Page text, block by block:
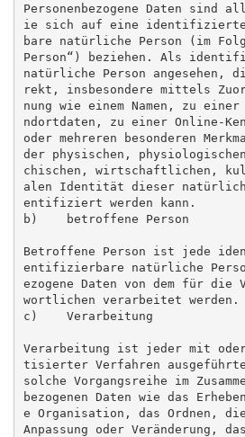
Personenbezogene Daten sind
ie sich auf eine
bare natürliche Person (im
Person“) beziehen. Als
natürliche Person angesehen,
rekt, insbesondere mittels
nung wie einem Namen, zu einer
ndortdaten, zu einer Online-
oder mehreren besonderen
der physischen,
chischen, wirtschaftlichen,
alen Identität dieser
entifiziert werden kann.
b)    betroffene Person
Betroffene Person ist jede
entifizierbare natürliche
ezogene Daten von dem für die
wortlichen verarbeitet werden.
c)    Verarbeitung
Verarbeitung ist jeder mit
tisierter Verfahren ausgeführte
solche Vorgangsreihe im
bezogenen Daten wie das
e Organisation, das Ordnen,
Anpassung oder Veränderung,